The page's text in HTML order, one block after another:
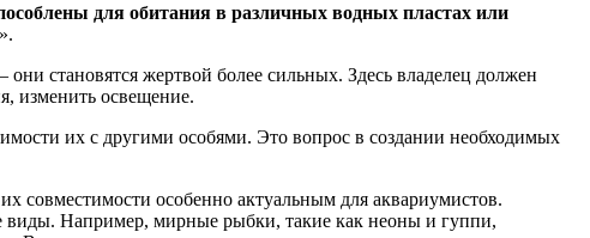
для обитания в различных водных пластах или
становятся жертвой более сильных. Здесь владелец должен
изменить освещение.
их с другими особями. Это вопрос в создании необходимых
совместимости особенно актуальным для аквариумистов.
виды. Например, мирные рыбки, такие как неоны и гуппи,